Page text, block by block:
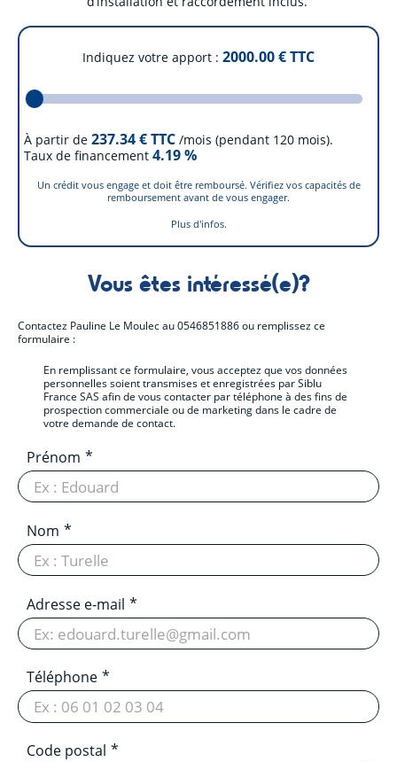
Indiquez votre apport 2000.00€ TTC
À partir de 237.34€ TTC /mois (pendant 120 mois).
Taux de financement 4.19%
Un crédit vous engage et doit être remboursé. Vérifiez vos capacités de
remboursement avant de vous engager.
Plus d'infos.
Vous êtes intéressé(e)?
Contactez Pauline Le Moulecau0546851886ou remplissez ce
formulaire :
En remplissant ce formulaire, vous acceptez que vos données
personnelles soient transmises et enregistrées par Siblu
France SAS afin de vous contacter par téléphone à des fins de
prospection commerciale ou de marketing dans le cadre de
votre demande de contact.
Prénom
Nom
Adresse e-mail
Téléphone
Code postal